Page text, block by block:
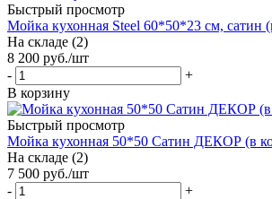
Быстрый просмотр
Мойка кухонная Steel 60*50*23 см, сатин
На складе (2)
8 200 руб./шт
-
+
В корзину
Быстрый просмотр
Мойка кухонная 50*50 Сатин ДЕКОР (в
На складе (2)
7 500 руб./шт
-
+